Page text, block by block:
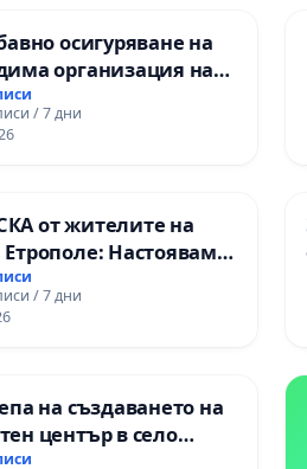
които могат да променят
осигуряване на
организация на
процес и гарантиране
на равнопоставено
образование на
„
/ 7 дни
от жителите на
Настояваме
гаранции от “Елаците-
и от държавата, че ще
всички
/ 7 дни
на създаването на
център в село